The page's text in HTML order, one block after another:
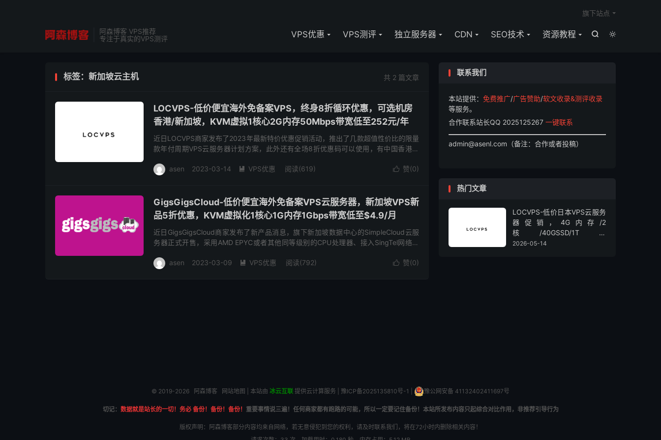
阿森博客 VPS推荐
专注于真实的VPS测评


VPS优惠 VPS测评 独立服务器 CDN SEO技术 资源教程
旗下站点
共 2 篇文章
标签：新加坡云主机
LOCVPS-低价便宜海外免备案VPS，终身8折循环优惠，可选机房
香港/新加坡，KVM虚拟1核心2G内存50Mbps带宽低至252元/年
近日LOCVPS商家发布了2023年最新特价优惠促销活动，推出了几款超值性价比的限量
款年付周期VPS云服务器计划方案，此外还有全场8折优惠码可以使用，有中国香港葵
 赞(0)
asen 2023-03-14  VPS优惠 阅读(619)
GigsGigsCloud-低价便宜海外免备案VPS云服务器，新加坡VPS新
品5折优惠，KVM虚拟化1核心1G内存1Gbps带宽低至$4.9/月
近日GigsGigsCloud商家发布了新产品消息，旗下新加坡数据中心的SimpleCloud云服
务器正式开售，采用AMD EPYC或者其他同等级别的CPU处理器、接入SingTel网络线
 赞(0)
asen 2023-03-09  VPS优惠 阅读(792)
联系我们
本站提供： 免费推广/广告赞助/软文收录&测评收录
等服务。
合作联系站长QQ 2025125267 一键联系
admin@asenl.com（备注：合作或者投稿）
热门文章
LOCVPS-低价日本VPS云服务
器促销，4G内存/2
核/40GSSD/1T流
量/450Mbps带宽，低至36元/
2026-05-14
© 2019-2026 阿森博客 网站地图 | 本站由 冰云互联 提供云计算服务 | 豫ICP备2025135810号-1 豫公网安备 41132402411697号
切记： 数据就是站长的一切！务必 备份！备份！备份！ 重要事情说三遍！任何商家都有跑路的可能，所以一定要记住备份！本站所发布内容只起综合对比作用，非推荐引导行为
版权声明：阿森博客部分内容均来自网络，若无意侵犯到您的权利，请及时联系我们，将在72小时内删除相关内容！